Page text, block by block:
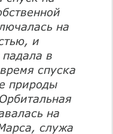
на
и
падала в
спуска
природы
на
служа